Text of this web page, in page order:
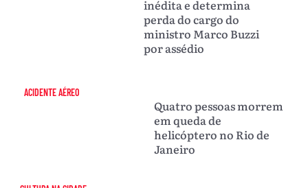
inédita e determina
perda do cargo do
ministro Marco Buzzi
por assédio
ACIDENTE AÉREO
Quatro pessoas morrem
em queda de
helicóptero no Rio de
Janeiro